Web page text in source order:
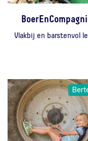
Vlakbij en barstenvol